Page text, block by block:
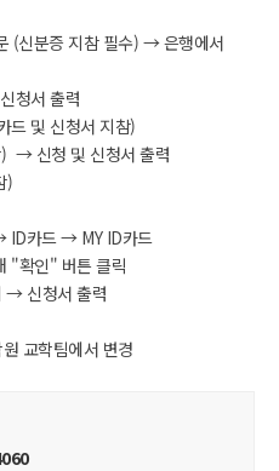
(신분증 지참 필수) → 은행에서
청서 출력
드 및 신청서 지참)
) → 신청 및 신청서 출력
)
ID카드 → MY ID카드
확인" 버튼 클릭
신청서 출력
교학팀에서 변경